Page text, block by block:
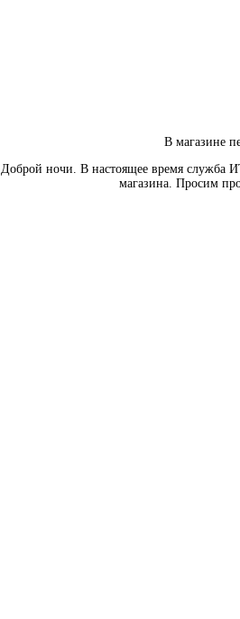
В магазине
Доброй ночи. В настоящее время служба
магазина. Просим